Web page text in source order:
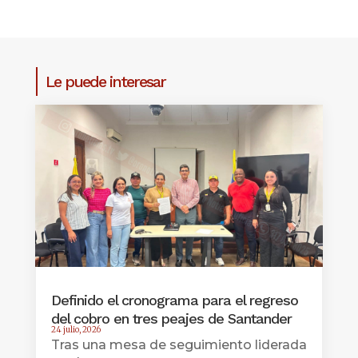
Le puede interesar
Definido el cronograma para el regreso
del cobro en tres peajes de Santander
24 julio, 2026
Tras una mesa de seguimiento liderada